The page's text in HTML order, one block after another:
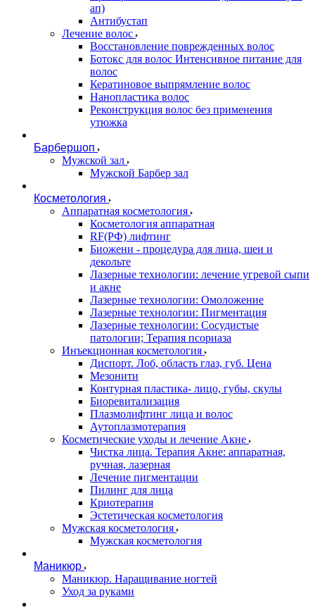
ап)
Антибустап
Лечение волос
Восстановление поврежденных волос
Бoтокс для волос Интенсивное питание для
волос
Кератиновое выпрямление волос
Нанопластика волос
Реконструкция волос без применения
утюжка
Барбершоп
Мужской зал
Мужской Барбер зал
Косметология
Аппаратная косметология
Косметология аппаратная
RF(РФ) лифтинг
Биожени - процедура для лица, шеи и
декольте
Лазерные технологии: лечение угревой сыпи
и акне
Лазерные технологии: Омоложение
Лазерные технологии: Пигментация
Лазерные технологии: Сосудистые
патологии; Терапия псориаза
Инъекционная косметология
Диспорт. Лоб, область глаз, губ. Цена
Мезонити
Контурная пластика- лицо, губы, скулы
Биоревитализация
Плазмолифтинг лица и волос
Аутоплазмотерапия
Косметические уходы и лечение Акне
Чистка лица. Терапия Акне: аппаратная,
ручная, лазерная
Лечение пигментации
Пилинг для лица
Криотерапия
Эстетическая косметология
Мужская косметология
Мужская косметология
Маникюр
Маникюр. Наращивание ногтей
Уход за руками